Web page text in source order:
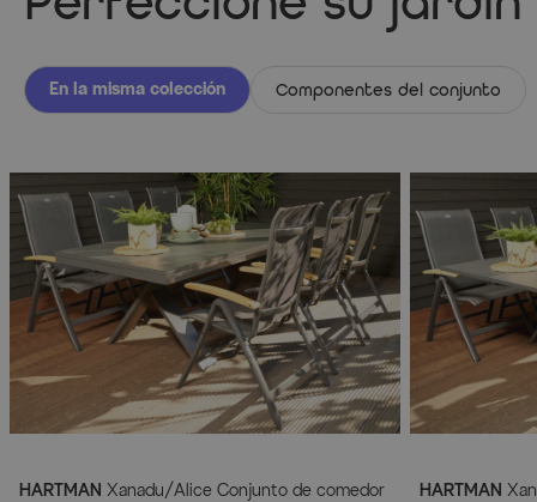
En la misma colección Componentes del conjunto
HARTMAN Xanadu/Alice Conjunto de comedor
HARTMAN